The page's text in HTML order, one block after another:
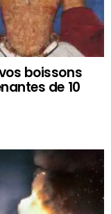
boissons
de 10